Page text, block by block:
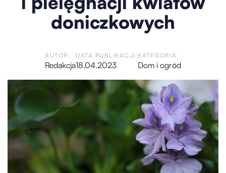
doniczkowych
AUTOR:
Redakcja
DATA PUBLIKACJI:
18.04.2023
KATEGORIA:
Dom i ogród